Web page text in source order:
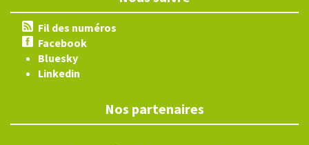
Fil des numéros
Facebook
Bluesky
Linkedin
Nos partenaires